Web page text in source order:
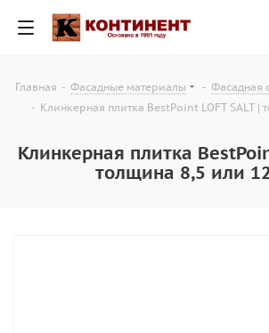
Главная - Фасадные материалы - Фасадная
- Клинкерная плитка BestPoint LOFT SALT
Клинкерная плитка
толщина 8,5 или